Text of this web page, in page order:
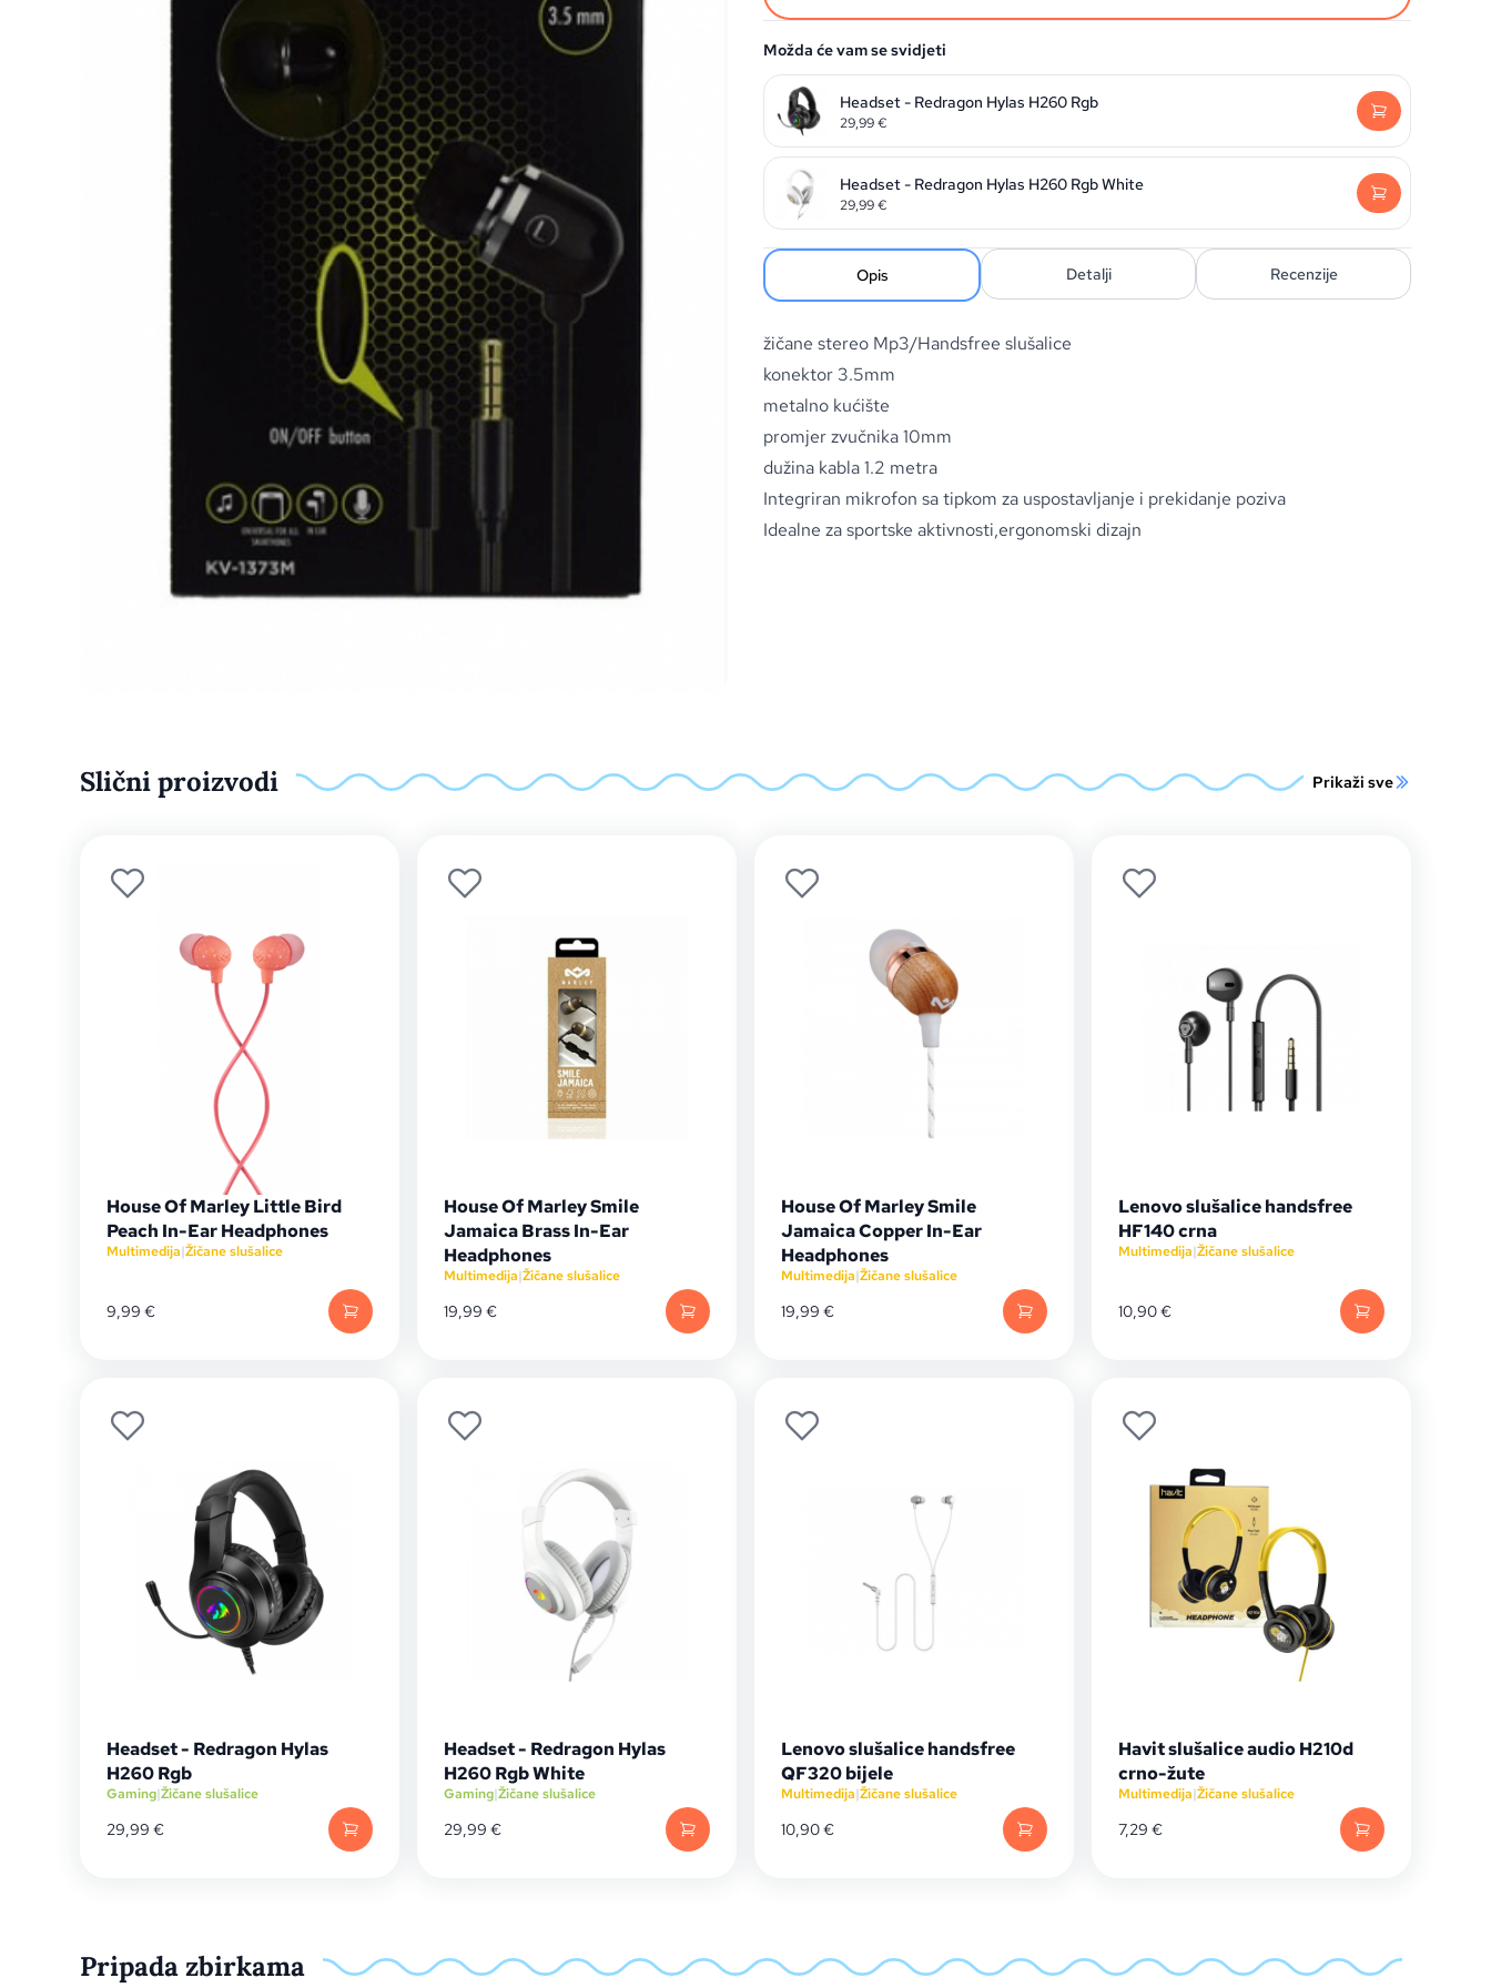
Možda će vam se svidjeti
Headset - Redragon Hylas H260 Rgb
29,99€
Headset - Redragon Hylas H260 Rgb White
29,99€
Opis Detalji Recenzije
žičane stereo Mp3/Handsfree slušalice
konektor 3.5mm
metalno kućište
promjer zvučnika 10mm
dužina kabla 1.2 metra
Integriran mikrofon sa tipkom za uspostavljanje i prekidanje poziva
Idealne za sportske aktivnosti,ergonomski dizajn
Slični proizvodi Prikaži sve
House Of Marley Little Bird
Peach In-Ear Headphones
Multimedija|Žičane slušalice
9,99 €
House Of Marley Smile
Jamaica Brass In-Ear
Headphones
Multimedija|Žičane slušalice
19,99 €
House Of Marley Smile
Jamaica Copper In-Ear
Headphones
Multimedija|Žičane slušalice
19,99 €
Lenovo slušalice handsfree
HF140 crna
Multimedija|Žičane slušalice
10,90€
Headset - Redragon Hylas
H260 Rgb
Gaming|Žičane slušalice
29,99 €
Headset - Redragon Hylas
H260 Rgb White
Gaming|Žičane slušalice
29,99 €
Lenovo slušalice handsfree
QF320 bijele
Multimedija|Žičane slušalice
10,90€
Havit slušalice audio H210d
crno-žute
Multimedija|Žičane slušalice
7,29 €
Pripada zbirkama